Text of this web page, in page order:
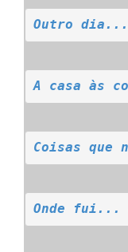
Outro
A casa às
Coisas que
Onde fui...